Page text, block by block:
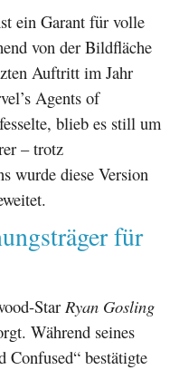
ein Garant für volle
von der Bildfläche
Auftritt im Jahr
Agents of
blieb es still um
– trotz
wurde diese Version
für
Star Ryan Gosling
Während seines
Confused“ bestätigte